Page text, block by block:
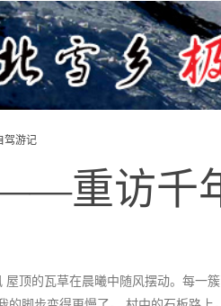
驾游记
重访千
屋顶的瓦草在晨曦中随风摆动。每一